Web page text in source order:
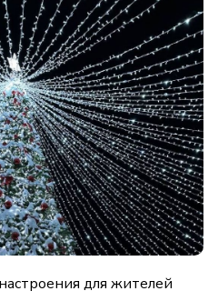
для жителей